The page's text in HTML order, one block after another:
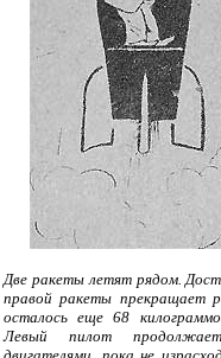
Две ракеты летят рядом.
правой ракеты прекращает
осталось еще 68
Левый пилот